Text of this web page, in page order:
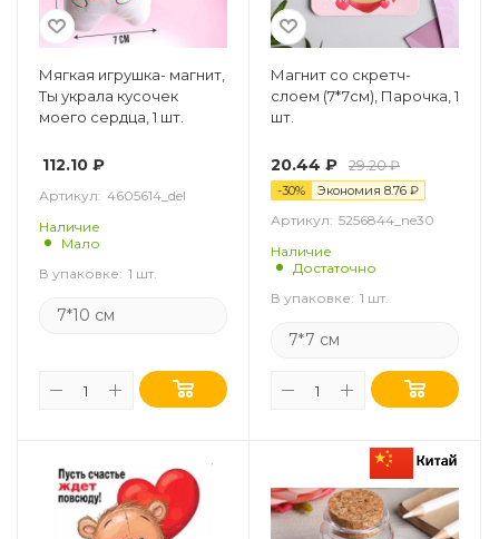
Мягкая игрушка- магнит,
Ты украла кусочек
моего сердца, 1 шт.
112.10 ₽
Артикул: 4605614_del
Наличие
Мало
В упаковке: 1 шт.
7*10 см
Магнит со скретч-
слоем (7*7см), Парочка, 1
шт.
20.44 ₽ 29.20₽
-30% Экономия 8.76 ₽
Артикул: 5256844_ne30
Наличие
Достаточно
В упаковке: 1 шт.
7*7 см